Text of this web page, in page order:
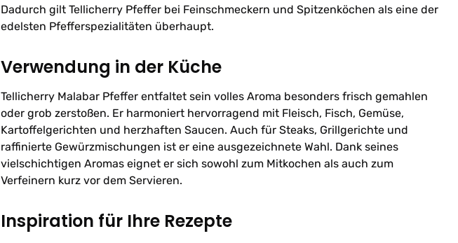
Dadurch gilt Tellicherry Pfeffer bei Feinschmeckern und Spitzenköchen als eine der
edelsten Pfefferspezialitäten überhaupt.
Verwendung in der Küche
Tellicherry Malabar Pfeffer entfaltet sein volles Aroma besonders frisch gemahlen
oder grob zerstoßen. Er harmoniert hervorragend mit Fleisch, Fisch, Gemüse,
Kartoffelgerichten und herzhaften Saucen. Auch für Steaks, Grillgerichte und
raffinierte Gewürzmischungen ist er eine ausgezeichnete Wahl. Dank seines
vielschichtigen Aromas eignet er sich sowohl zum Mitkochen als auch zum
Verfeinern kurz vor dem Servieren.
Inspiration für Ihre Rezepte